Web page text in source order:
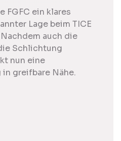
FGFC ein klares
Lage beim TICE
auch die
Schlichtung
nun eine
greifbare Nähe.